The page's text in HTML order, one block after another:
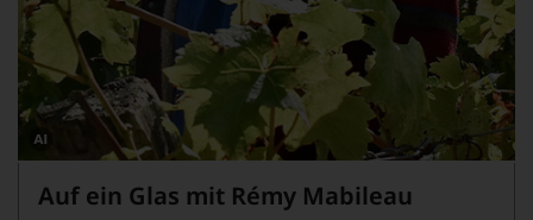
Dieses
Bild
wurde
Auf ein Glas mit Rémy Mabileau